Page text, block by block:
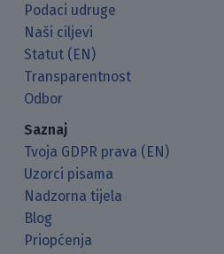
Podaci udruge
Naši ciljevi
Statut (EN)
Transparentnost
Odbor
Saznaj
Tvoja GDPR prava (EN)
Uzorci pisama
Nadzorna tijela
Blog
Priopćenja